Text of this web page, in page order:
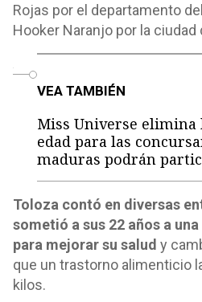
Rojas por el departamento
Hooker Naranjo por la ciudad
VEA TAMBIÉN
Miss Universe
edad para las
maduras podrán
Toloza contó en diversas
sometió a sus 22 años a
para mejorar su salud y
que un trastorno alimenticio
kilos.